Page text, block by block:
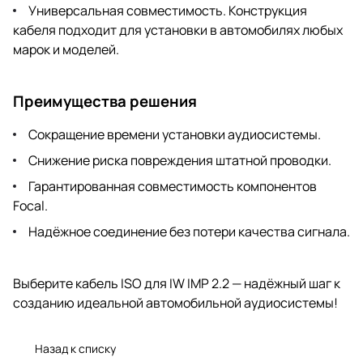
Универсальная совместимость. Конструкция
кабеля подходит для установки в автомобилях любых
марок и моделей.
Преимущества решения
Сокращение времени установки аудиосистемы.
Снижение риска повреждения штатной проводки.
Гарантированная совместимость компонентов
Focal.
Надёжное соединение без потери качества сигнала.
Выберите кабель ISO для IW IMP 2.2 — надёжный шаг к
созданию идеальной автомобильной аудиосистемы!
Назад к списку